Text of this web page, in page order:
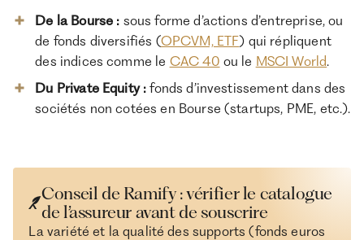
De la Bourse : sous forme d’actions d’entreprise, ou
de fonds diversifiés (OPCVM, ETF) qui répliquent
des indices comme le CAC 40 ou le MSCI World.
Du Private Equity : fonds d’investissement dans des
sociétés non cotées en Bourse (startups, PME, etc.).
Conseil de Ramify : vérifier le catalogue
de l’assureur avant de souscrire
La variété et la qualité des supports (fonds euros